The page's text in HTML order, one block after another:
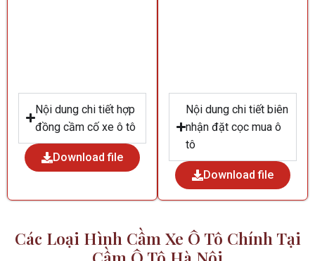
Nội dung chi tiết hợp
đồng cầm cố xe ô tô
Download file
Nội dung chi tiết biên
nhận đặt cọc mua ô
tô
Download file
Các Loại Hình Cầm Xe Ô Tô Chính Tại